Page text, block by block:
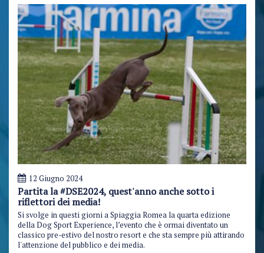
12 Giugno 2024
Partita la #DSE2024, quest'anno anche sotto i
riflettori dei media!
Si svolge in questi giorni a Spiaggia Romea la quarta edizione
della Dog Sport Experience, l’evento che è ormai diventato un
classico pre-estivo del nostro resort e che sta sempre più attirando
l'attenzione del pubblico e dei media.